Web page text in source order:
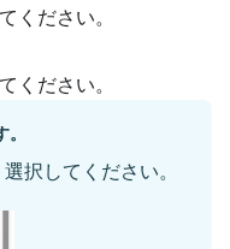
ください。
ください。
択してください。